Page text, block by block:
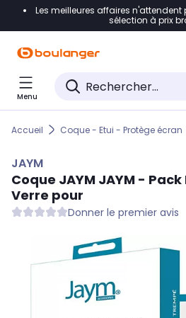
Accéder directement à la
Accéder directement au pied de
Accéder directement au chatbot
Les meilleures affaires n'attendent
sélection à prix
Menu
Accueil Coque - Etui - Protège écran
JAYM
Coque JAYM JAYM -
Verre pour
Donner le premier avis